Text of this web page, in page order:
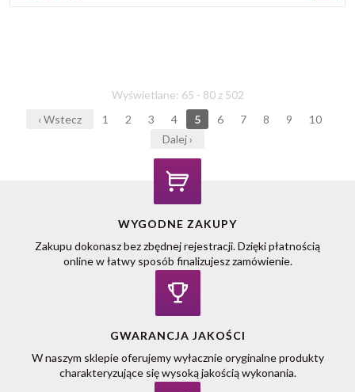
Wyświetlane: 65 - 80 z 502
‹ Wstecz
1 2 3 4 5 6 7 8 9
10
Dalej ›
WYGODNE ZAKUPY
Zakupu dokonasz bez zbędnej rejestracji. Dzięki płatnością
online w łatwy sposób finalizujesz zamówienie.
GWARANCJA JAKOŚCI
W naszym sklepie oferujemy wyłacznie oryginalne produkty
charakteryzujące się wysoką jakością wykonania.